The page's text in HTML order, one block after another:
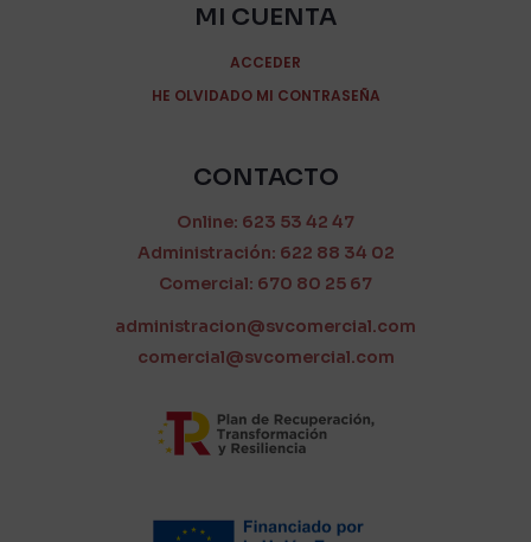
MI CUENTA
ACCEDER
HE OLVIDADO MI CONTRASEÑA
CONTACTO
Online: 623 53 42 47
Administración: 622 88 34 02
Comercial: 670 80 25 67
administracion@svcomercial.com
comercial@svcomercial.com